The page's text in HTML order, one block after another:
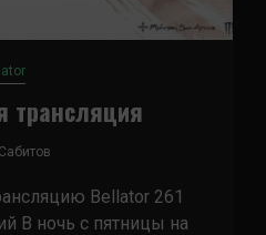
трансляция
Bellator 261
В ночь с пятницы на